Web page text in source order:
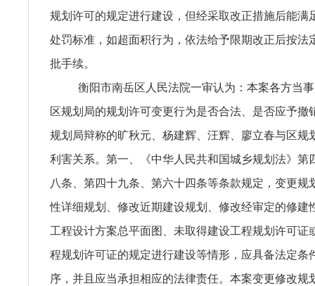
规划许可的规定进行建设，但经采取改正措施后能满
处罚标准，如超面积行为，依法给予限期改正后按法
批手续。
衡阳市南岳区人民法院一审认为：本案各方当
区规划局的规划许可变更行为是否合法、是否应予撤
规划局辩称的旷秋元、杨建辉、汪辉、廖立春与区规
利害关系。第一、《中华人民共和国城乡规划法》第
八条、第四十九条、第六十四条等条款规定，变更规
性详细规划、修改近期建设规划、修改经审定的修建
工程设计方案总平面图、未取得建设工程规划许可证
程规划许可证的规定进行建设等情形，应具备法定条
序，并且应当承担相应的法律责任。本案变更修改规